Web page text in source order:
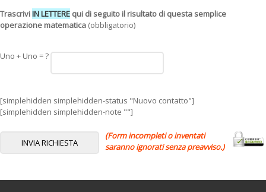
TrascriviIN LETTERE qui di seguito il risultato di questa semplice
operazione matematica (obbligatorio)
Uno + Uno = ?
[simplehidden simplehidden-status "Nuovo contatto"]
[simplehidden simplehidden-note ""]
(Form incompleti o inventati
saranno ignorati senza preavviso.)